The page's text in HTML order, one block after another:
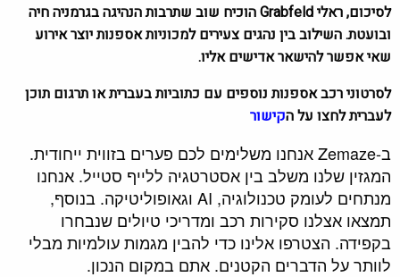
לסיכום, ראלי Grabfeld הוכיח שוב שתרבות הנהיגה בגרמניה חיה
ובועטת. השילוב בין נהגים צעירים למכוניות אספנות יוצר אירוע
שאי אפשר להישאר אדישים אליו.
לסרטוני רכב אספנות נוספים עם כתוביות בעברית או תרגום תוכן
לעברית לחצו על הקישור
ב-Zemaze אנחנו משלימים לכם פערים בזווית ייחודית.
המגזין שלנו משלב בין אסטרטגיה ללייף סטייל. אנחנו
מנתחים לעומק טכנולוגיה, AI וגאופוליטיקה. בנוסף,
תמצאו אצלנו סקירות רכב ומדריכי טיולים שנבחרו
בקפידה. הצטרפו אלינו כדי להבין מגמות עולמיות מבלי
לוותר על הדברים הקטנים. אתם במקום הנכון.